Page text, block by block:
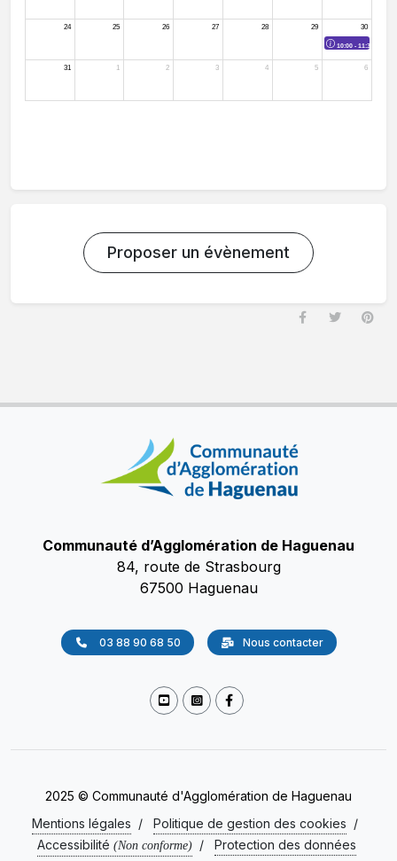
Proposer un évènement
Communauté d’Agglomération de Haguenau
84, route de Strasbourg
67500 Haguenau
03 88 90 68 50 Nous contacter
2025 © Communauté d'Agglomération de Haguenau
Mentions légales / Politique de gestion des cookies /
Accessibilité (Non conforme) / Protection des données